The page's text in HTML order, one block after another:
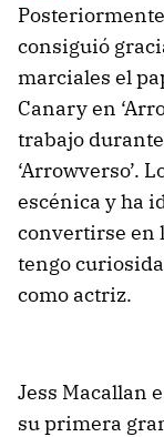
consiguió
marciales el
Canary en
trabajo
‘Arrowverso’.
escénica y ha
convertirse en
tengo
como actriz.
Jess Macallan
su primera